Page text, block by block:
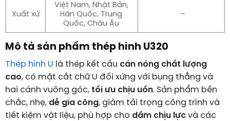
Xuất xứ
Việt Nam, Nhật Bản,
Hàn Quốc, Trung
Quốc, Châu Âu
–
Mô tả sản phẩm thép hình U320
Thép hình U là thép kết cấu cán nóng chất lượng
cao, có mặt cắt chữ U đối xứng với bụng thẳng và
hai cánh vuông góc, tối ưu chịu uốn. Sản phẩm bền
chắc, nhẹ, dễ gia công, giảm tải trọng công trình và
tiết kiệm vật liệu, phù hợp cho dầm chịu lựcvà các